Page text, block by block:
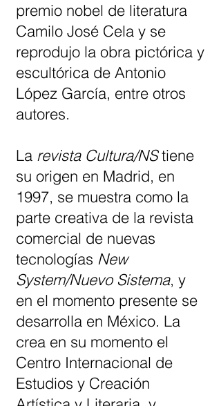
premio nobel de literatura
Camilo José Cela y se
reprodujo la obra pictórica y
escultórica de Antonio
López García, entre otros
autores.
La revista Cultura/NStiene
su origen en Madrid, en
1997, se muestra como la
parte creativa de la revista
comercial de nuevas
tecnologías New
System/Nuevo Sistema, y
en el momento presente se
desarrolla en México. La
crea en su momento el
Centro Internacional de
Estudios y Creación